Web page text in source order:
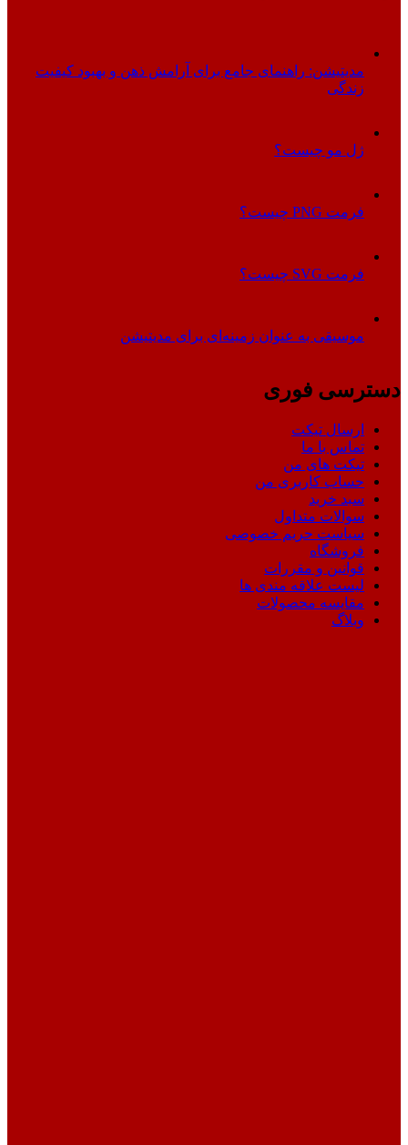
مدیتیشن: راهنمای جامع برای آرامش ذهن و بهبود کیفیت
زندگی
ژل مو چیست؟
فرمت PNG چیست؟
فرمت SVG چیست؟
موسیقی به عنوان زمینه‌ای برای مدیتیشن
دسترسی فوری
ارسال تیکت
تماس با ما
تیکت های من
حساب کاربری من
سبد خرید
سوالات متداول
سیاست حریم خصوصی
فروشگاه
قوانین و مقررات
لیست علاقه مندی ها
مقایسه محصولات
وبلاگ